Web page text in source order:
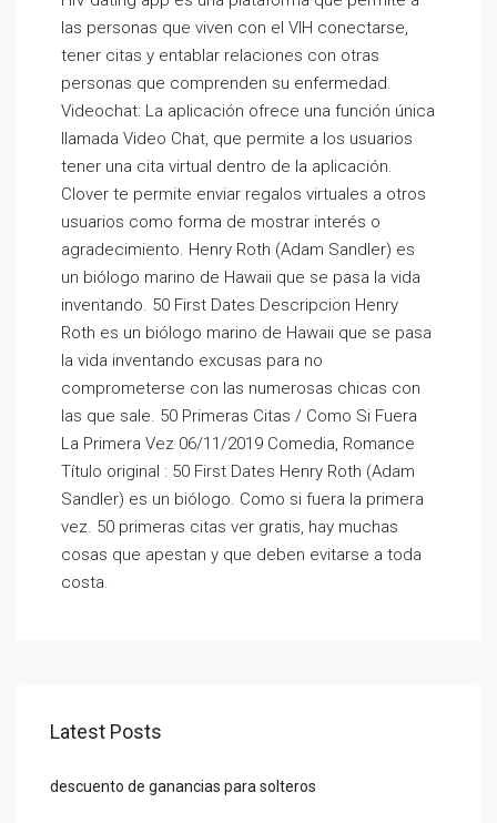
las personas que viven con el VIH conectarse,
tener citas y entablar relaciones con otras
personas que comprenden su enfermedad.
Videochat: La aplicación ofrece una función única
llamada Video Chat, que permite a los usuarios
tener una cita virtual dentro de la aplicación.
Clover te permite enviar regalos virtuales a otros
usuarios como forma de mostrar interés o
agradecimiento. Henry Roth (Adam Sandler) es
un biólogo marino de Hawaii que se pasa la vida
inventando. 50 First Dates Descripcion Henry
Roth es un biólogo marino de Hawaii que se pasa
la vida inventando excusas para no
comprometerse con las numerosas chicas con
las que sale. 50 Primeras Citas / Como Si Fuera
La Primera Vez 06/11/2019 Comedia, Romance
Título original : 50 First Dates Henry Roth (Adam
Sandler) es un biólogo. Como si fuera la primera
vez. 50 primeras citas ver gratis, hay muchas
cosas que apestan y que deben evitarse a toda
costa.
Latest Posts
descuento de ganancias para solteros